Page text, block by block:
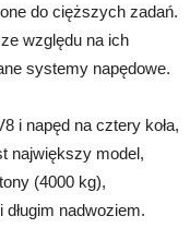
do cięższych zadań.
względu na ich
systemy napędowe.
i napęd na cztery koła,
największy model,
(4000 kg),
nadwoziem.